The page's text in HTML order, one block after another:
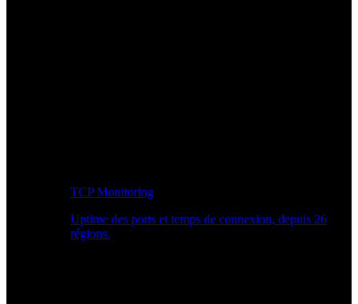
TCP Monitoring
Uptime des ports et temps de connexion, depuis 26
régions.